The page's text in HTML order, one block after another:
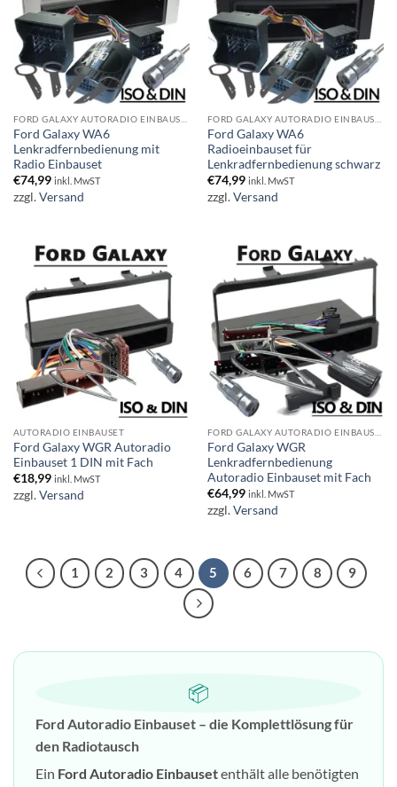
Ford Galaxy WA6
Lenkradfernbedienung mit
Radio Einbauset
€74,99 inkl. MwST
zzgl.Versand
Ford Galaxy WA6
Radioeinbauset für
Lenkradfernbedienung schwarz
€74,99 inkl. MwST
zzgl.Versand
AUTORADIO EINBAUSET
Ford Galaxy WGR Autoradio
Einbauset 1 DIN mit Fach
€18,99 inkl. MwST
zzgl.Versand
Ford Galaxy WGR
Lenkradfernbedienung
Autoradio Einbauset mit Fach
€64,99 inkl. MwST
zzgl.Versand
1 2 3 4 5 6 7 8 9
📦
Ford Autoradio Einbauset – die Komplettlösung für
den Radiotausch
Ein Ford Autoradio Einbausetenthält alle benötigten